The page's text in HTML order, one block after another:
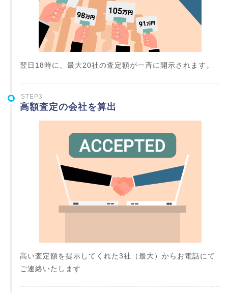
翌日18時に、最大20社の査定額が一斉に開示されます。
STEP3
高額査定の会社を算出
高い査定額を提示してくれた3社（最大）からお電話にて
ご連絡いたします